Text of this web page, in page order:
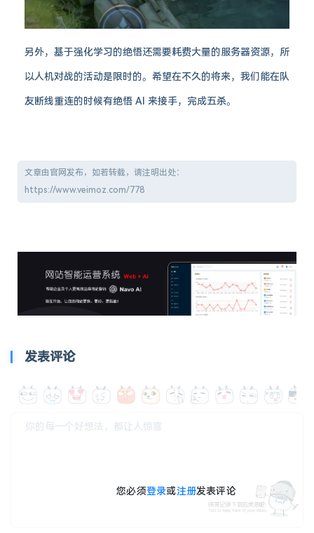
另外，基于强化学习的绝悟还需要耗费大量的服务器资源，所
以人机对战的活动是限时的。希望在不久的将来，我们能在队
友断线重连的时候有绝悟 AI 来接手，完成五杀。
文章由官网发布，如若转载，请注明出处：
https://www.veimoz.com/778
发表评论
您必须登录或注册发表评论